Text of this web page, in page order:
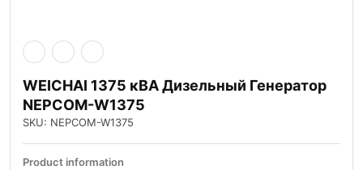
WEICHAI 1375 кВА Дизельный Генератор
NEPCOM-W1375
SKU: NEPCOM-W1375
Product information